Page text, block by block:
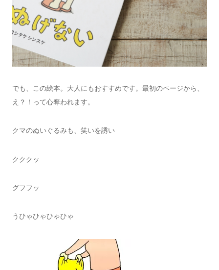
でも、この絵本。大人にもおすすめです。最初のページから、
え？！って心奪われます。
クマのぬいぐるみも、笑いを誘い
クククッ
グフフッ
うひゃひゃひゃひゃ